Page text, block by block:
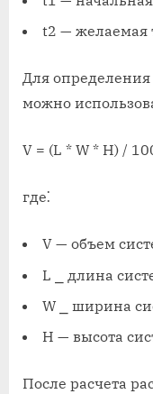
t2 — желаемая
Для
можно
V = (L * W * H) /
где⁚
V — объем
L ⎯ длина
W ⎯ ширина
H — высота
После расчета